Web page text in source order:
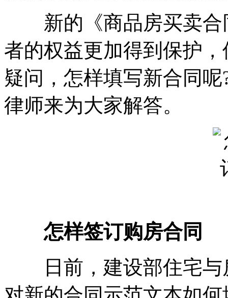
新的《商品房买卖合
者的权益更加得到保护
疑问，怎样填写新合同呢
律师来为大家解答。
怎样签订购房合同
日前，建设部住宅与